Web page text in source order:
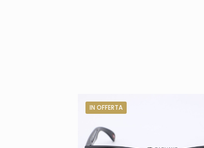
IN OFFERTA